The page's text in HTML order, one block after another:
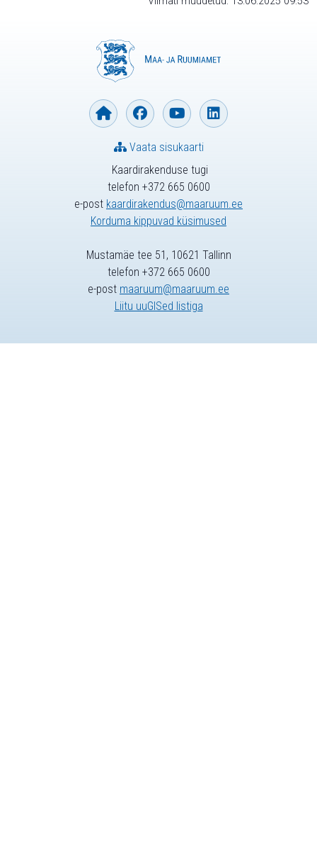
Kaardirakenduse tugi
telefon +372 665 0600
e-post kaardirakendus@maaruum.ee
Korduma kippuvad küsimused
Vaata sisukaarti
Mustamäe tee 51, 10621 Tallinn
telefon +372 665 0600
e-post maaruum@maaruum.ee
Liitu uuGISed listiga